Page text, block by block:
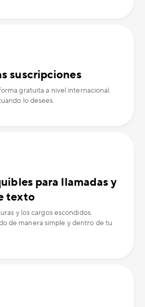
suscripciones
gratuita a nivel internacional.
lo desees.
para llamadas y
texto
y los cargos escondidos.
de manera simple y dentro de tu